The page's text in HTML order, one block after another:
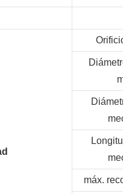
Orificio
Diámetro
Diámetro
Longitud
máx.